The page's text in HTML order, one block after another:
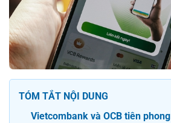
TÓM TẮT NỘI DUNG
Vietcombank và OCB tiên phong